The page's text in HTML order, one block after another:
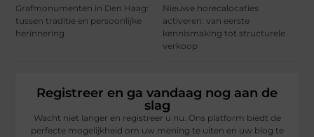
Grafmonumenten in Den Haag:
tussen traditie en persoonlijke
herinnering
Nieuwe horecalocaties
activeren: van eerste
kennismaking tot structurele
verkoop
Registreer en ga vandaag nog aan de
slag
Wacht niet langer en registreer u nu. Ons platform biedt de
perfecte mogelijkheid om uw mening te uiten en uw blog te